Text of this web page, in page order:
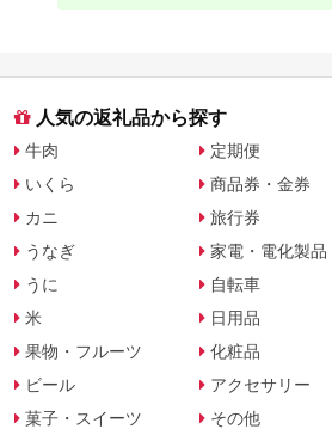
人気の返礼品から探す
牛肉
いくら
カニ
うなぎ
うに
米
果物・フルーツ
ビール
菓子・スイーツ
定期便
商品券・金券
旅行券
家電・電化製品
自転車
日用品
化粧品
アクセサリー
その他